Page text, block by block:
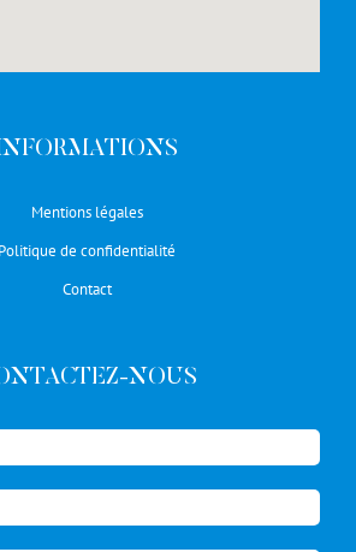
Mentions légales
Politique de confidentialité
Contact
NOUS